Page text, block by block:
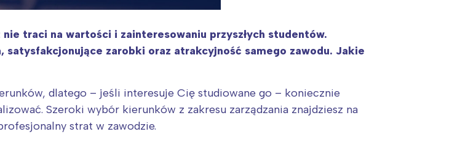
traci na wartości i zainteresowaniu przyszłych studentów.
satysfakcjonujące zarobki oraz atrakcyjność samego zawodu. Jakie
dlatego – jeśli interesuje Cię studiowane go – koniecznie
Szeroki wybór kierunków z zakresu zarządzania znajdziesz na
strat w zawodzie.